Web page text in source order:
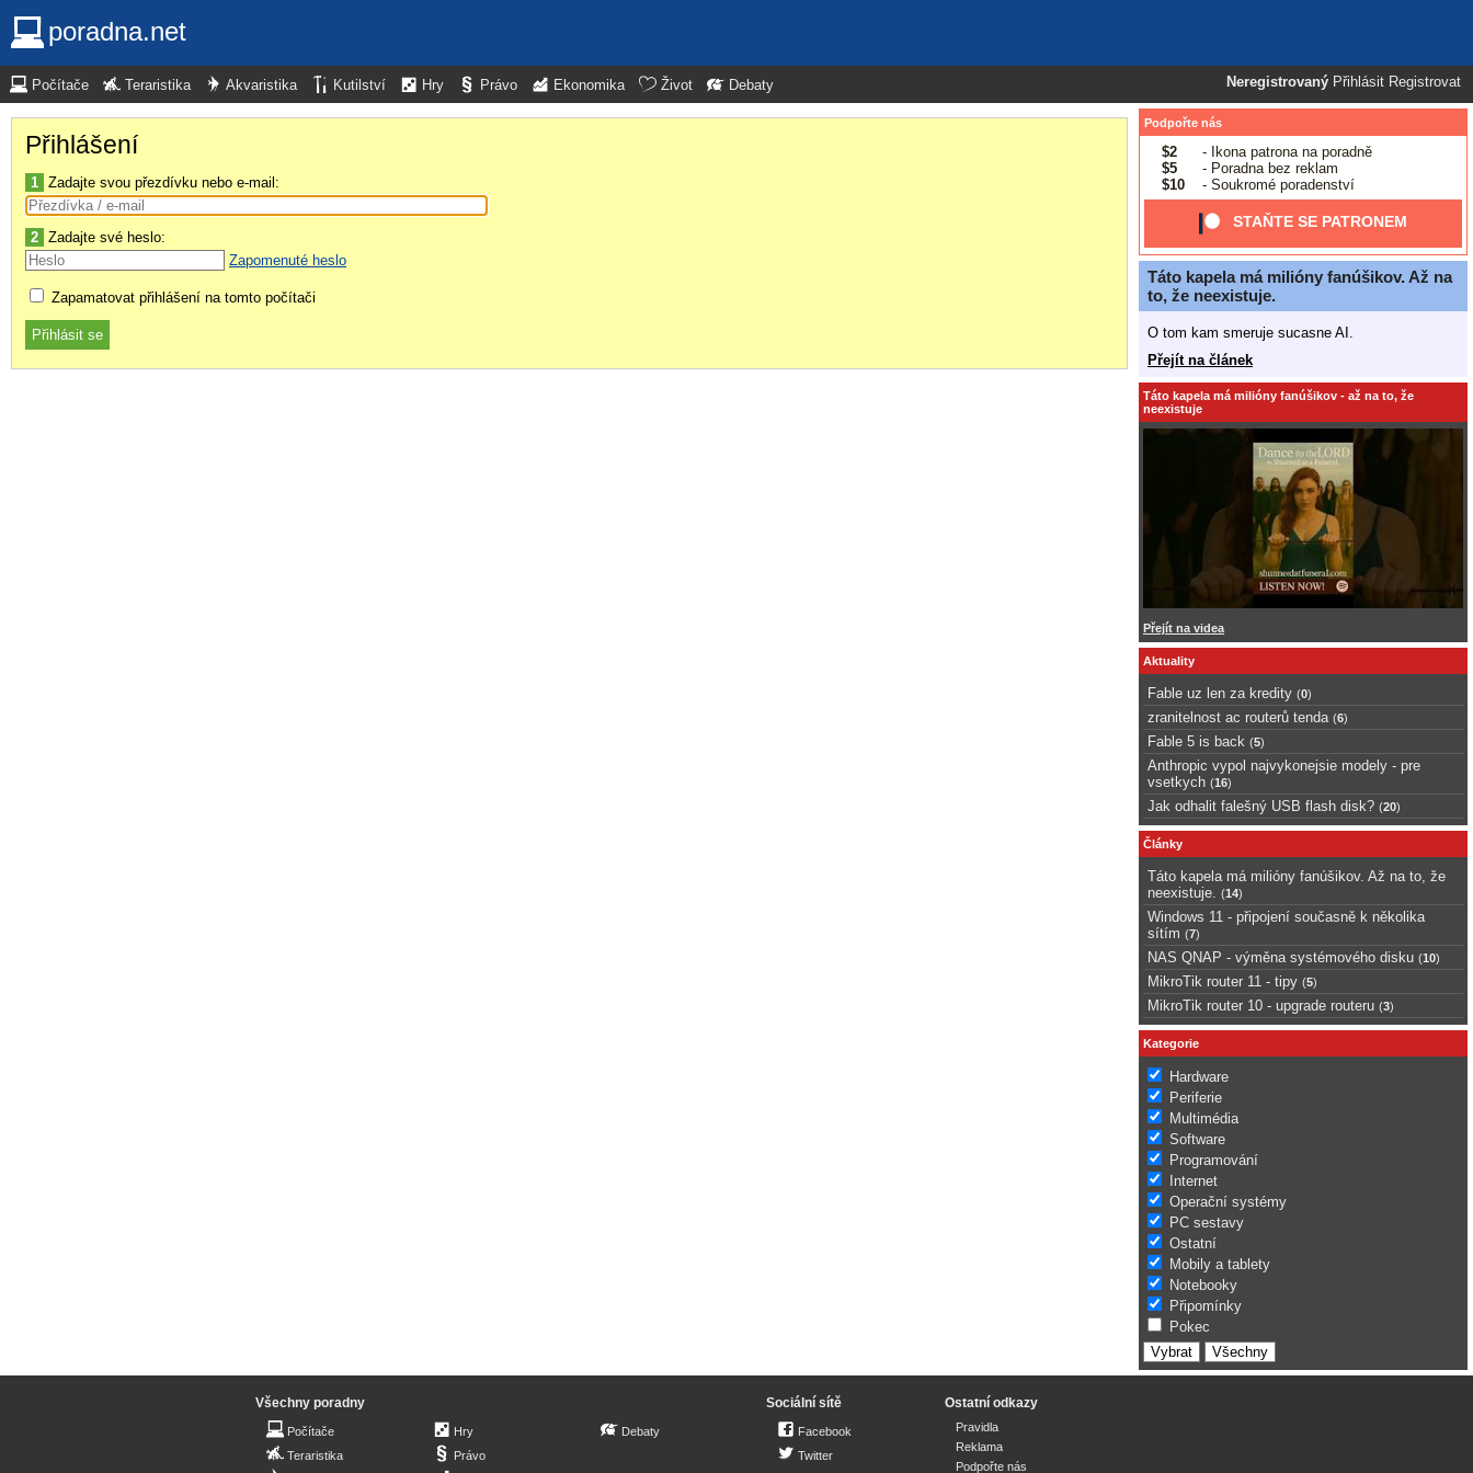
poradna.net
Neregistrovaný Přihlásit Registrovat
Počítače Teraristika Akvaristika Kutilství Hry Právo Ekonomika Život Debaty
Přihlášení
1 Zadajte svou přezdívku nebo e-mail:
2 Zadajte své heslo:
Zapomenuté heslo
Zapamatovat přihlášení na tomto počítači
Podpořte nás
$2
- Ikona patrona na poradně
$5
- Poradna bez reklam
$10
- Soukromé poradenství
STAŇTE SE PATRONEM
Táto kapela má milióny fanúšikov. Až na
to, že neexistuje.
O tom kam smeruje sucasne AI.
Přejít na článek
Táto kapela má milióny fanúšikov - až na to, že
neexistuje
Přejít na videa
Aktuality
Fable uz len za kredity (0)
zranitelnost ac routerů tenda (6)
Fable 5 is back (5)
Anthropic vypol najvykonejsie modely - pre
vsetkych (16)
Jak odhalit falešný USB flash disk? (20)
Články
Táto kapela má milióny fanúšikov. Až na to, že
neexistuje.
(14)
Windows 11 - připojení současně k několika
sítím (7)
NAS QNAP - výměna systémového disku (10)
MikroTik router 11 - tipy (5)
MikroTik router 10 - upgrade routeru (3)
Kategorie
Hardware
Periferie
Multimédia
Software
Programování
Internet
Operační systémy
PC sestavy
Ostatní
Mobily a tablety
Notebooky
Připomínky
Pokec
Všechny poradny
Počítače
Teraristika
Hry
Právo
Debaty
Sociální sítě
Facebook
Twitter
Ostatní odkazy
Pravidla
Reklama
Podpořte nás